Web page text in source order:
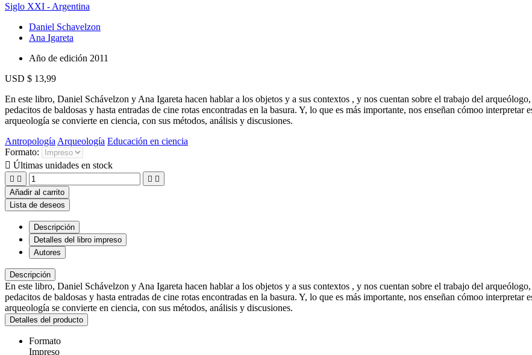
Siglo XXI - Argentina
Daniel Schavelzon
Ana Igareta
Año de edición 2011
USD $ 13,99
En este libro, Daniel Schávelzon y Ana Igareta hacen hablar a los objetos y a sus contextos , y nos cuentan sobre el trabajo del
pedacitos de baldosas y hasta entradas de cine rotas encontradas en la basura. Y, lo que es más importante, nos enseñan cómoo interpretar
arqueología se convierte en ciencia, con sus métodos, análisis y discusiones.
Antropología Arqueología Educación en ciencia
Formato:
 Últimas unidades en stock
   
Añadir al carrito
Lista de deseos
Descripción
Detalles del libro impreso
Autores
Descripción
En este libro, Daniel Schávelzon y Ana Igareta hacen hablar a los objetos y a sus contextos , y nos cuentan sobre el trabajo del
pedacitos de baldosas y hasta entradas de cine rotas encontradas en la basura. Y, lo que es más importante, nos enseñan cómoo interpretar
arqueología se convierte en ciencia, con sus métodos, análisis y discusiones.
Detalles del producto
Formato
Impreso